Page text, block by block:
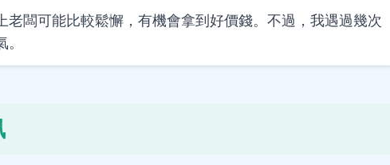
老闆可能比較鬆懈，有機會拿到好價錢。不過，我遇過幾次